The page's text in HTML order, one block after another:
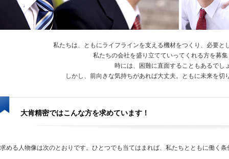
私たちは、ともにライフラインを支える機材をつくり、必要と
私たちの会社を盛り立てていってくれる方を募
時には、困難に直面することもあるでし
しかし、前向きな気持ちがあれば大丈夫。ともに未来を切
大肯精密ではこんな方を求めています！
求める人物像は次のとおりです。ひとつでも当てはまれば、私たちとともに働く条